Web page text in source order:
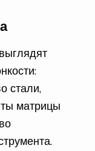
стали,
матрицы